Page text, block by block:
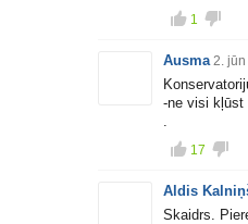
1
Ausma 2.
-ne visi kļūst
17
Aldis
Skaidrs.